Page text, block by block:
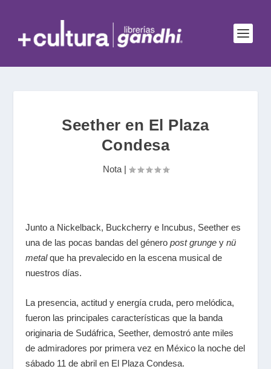
Seether en El Plaza
Condesa
Nota|
Junto a Nickelback, Buckcherry e Incubus, Seether es
una de las pocas bandas del géneropost grunge ynü
metalque ha prevalecido en la escena musical de
nuestros días.
La presencia, actitud y energía cruda, pero melódica,
fueron las principales características que la banda
originaria de Sudáfrica, Seether, demostró ante miles
de admiradores por primera vez en México la noche del
sábado 11 de abril en El Plaza Condesa.